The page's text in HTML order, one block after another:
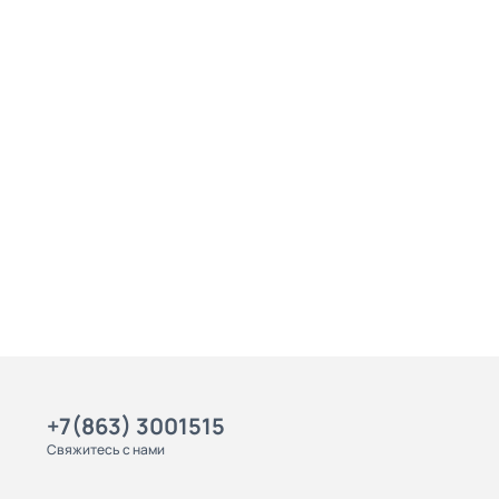
+7(863) 3001515
Свяжитесь с нами